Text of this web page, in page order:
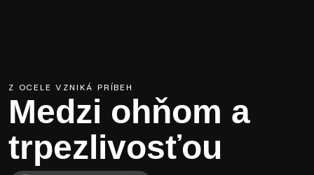
Z OCELE VZNIKÁ PRÍBEH
Medzi ohňom a
trpezlivosťou